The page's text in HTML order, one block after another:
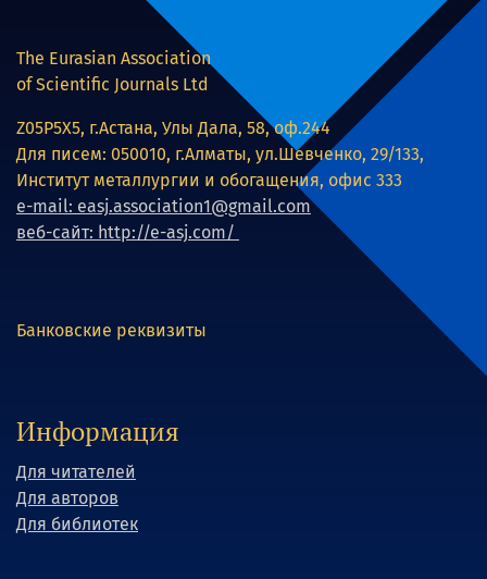
The Eurasian Association
of Scientific Journals Ltd
Z05P5X5, г.Астана, Улы Дала, 58, оф.244
Для писем: 050010, г.Алматы, ул.Шевченко, 29/133,
Институт металлургии и обогащения, офис 333
e-mail: easj.association1@gmail.com
веб-сайт: http://e-asj.com/
Банковские реквизиты
Информация
Для читателей
Для авторов
Для библиотек